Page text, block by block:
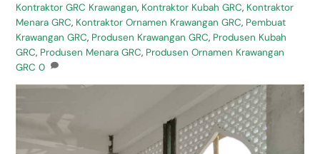
Kontraktor GRC Krawangan, Kontraktor Kubah GRC, Kontraktor
Menara GRC, Kontraktor Ornamen Krawangan GRC, Pembuat
Krawangan GRC, Produsen Krawangan GRC, Produsen Kubah
GRC, Produsen Menara GRC, Produsen Ornamen Krawangan
GRC 0